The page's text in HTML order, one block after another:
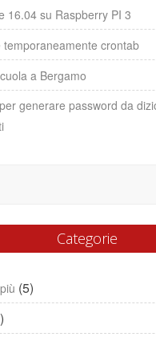
16.04 su Raspberry PI 3
temporaneamente crontab
a Bergamo
generare password da
Categorie
(5)